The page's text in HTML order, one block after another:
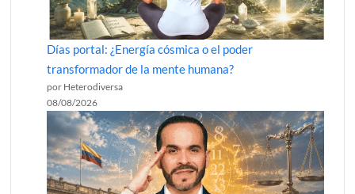
Días portal: ¿Energía cósmica o el poder
transformador de la mente humana?
por Heterodiversa
08/08/2026